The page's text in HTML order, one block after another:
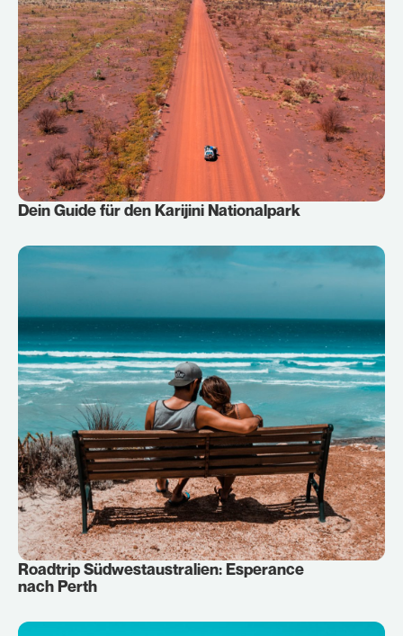
Dein Guide für den Karijini Nationalpark
Roadtrip Südwestaustralien: Esperance
nach Perth